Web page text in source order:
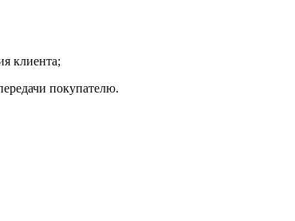
клиента;
покупателю.